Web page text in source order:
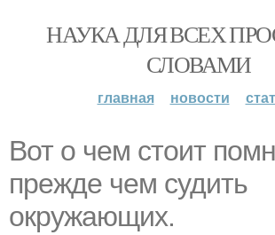
НАУКА ДЛЯ ВСЕХ
СЛОВАМИ
главная новости
Вот о чем стоит
прежде чем судить
окружающих.